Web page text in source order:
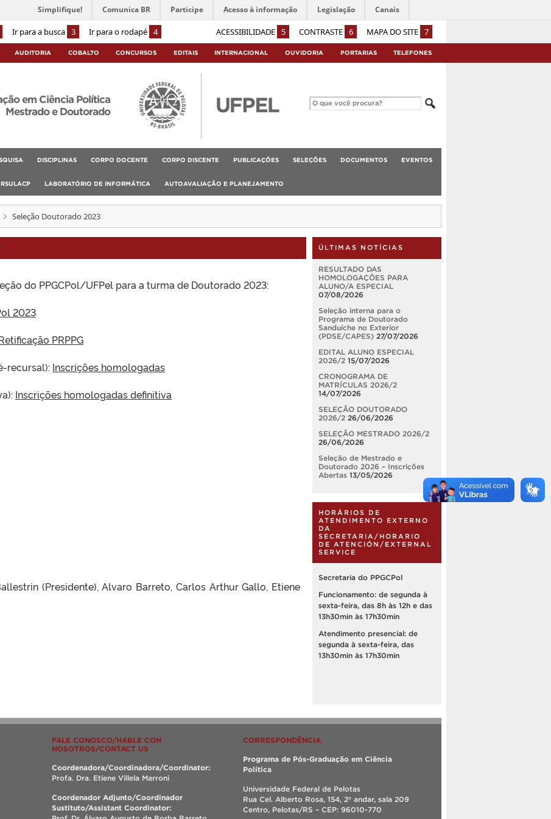
Ir para a busca 3 Ir para o rodapé 4 ACESSIBILIDADE 5 CONTRASTE 6 MAPA DO SITE 7
Simplifique! Comunica BR Participe Acesso à informação Legislação Canais
AUDITORIA COBALTO CONCURSOS EDITAIS INTERNACIONAL OUVIDORIA PORTARIAS TELEFONES
em Ciência Política
Mestrado e Doutorado
DISCIPLINAS CORPO DOCENTE CORPO DISCENTE PUBLICAÇÕES SELEÇÕES DOCUMENTOS EVENTOS
RSULACP LABORATÓRIO DE INFORMÁTICA AUTOAVALIAÇÃO E PLANEJAMENTO
Seleção Doutorado 2023
do PPGCPol/UFPel para a turma de Doutorado 2023:
2023
PRPPG
recursal): Inscrições homologadas
Inscrições homologadas definitiva
(Presidente), Alvaro Barreto, Carlos Arthur Gallo, Etiene
ÚLTIMAS NOTÍCIAS
RESULTADO DAS
HOMOLOGAÇÕES PARA
ALUNO/A ESPECIAL
07/08/2026
Seleção interna para o
Programa de Doutorado
Sanduíche no Exterior
(PDSE/CAPES) 27/07/2026
EDITAL ALUNO ESPECIAL
2026/2 15/07/2026
CRONOGRAMA DE
MATRÍCULAS 2026/2
14/07/2026
SELEÇÃO DOUTORADO
2026/2 26/06/2026
SELEÇÃO MESTRADO 2026/2
26/06/2026
Seleção de Mestrado e
Doutorado 2026 – Inscrições
Abertas 13/05/2026
HORÁRIOS DE
ATENDIMENTO EXTERNO
DA
SECRETARIA/HORARIO
DE ATENCIÓN/EXTERNAL
SERVICE
Secretaria do PPGCPol
Funcionamento: de segunda à
sexta-feira, das 8h às 12h e das
13h30min às 17h30min
Atendimento presencial: de
segunda à sexta-feira, das
13h30min às 17h30min
FALE CONOSCO/HABLE CON
NOSOTROS/CONTACT US
Coordenadora/Coordinadora/Coordinator:
Profa. Dra. Etiene Villela Marroni
Coordenador Adjunto/Coordinador
Sustituto/Assistant Coordinator:
CORRESPONDÊNCIA
Programa de Pós-Graduação em Ciência
Política
Universidade Federal de Pelotas
Rua Cel. Alberto Rosa, 154, 2º andar, sala 209
Centro, Pelotas/RS – CEP: 96010-770